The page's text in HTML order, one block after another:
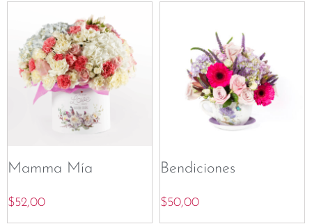
Mamma Mía
$52,00
Bendiciones
$50,00